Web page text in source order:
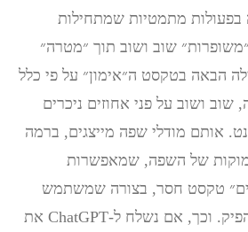
מתמטיות שמתחילות
שוב ושוב תוך ״מטרה״
הבאה בטקסט ה״אימון״ על פי כלל
שוב ושוב על פני אחוזים ניכרים
אותם מודלי שפה מייצגים, ברמה
של השפה, שמאפשרות
טקסט חסר, בצורה שמשתמש
בקי בשפה היה יכול להפיק. וכך, אם נשלח ל-ChatGPT את